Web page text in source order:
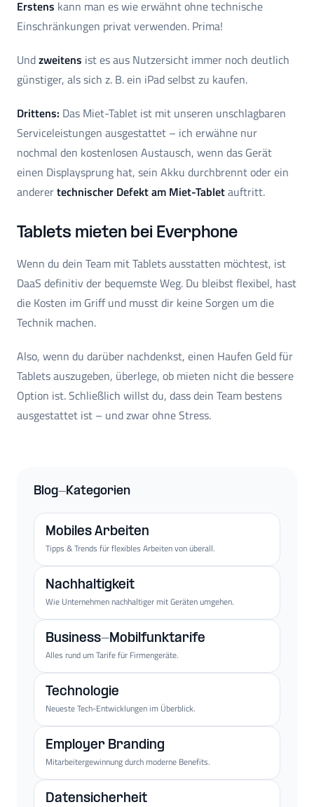
Erstens kann man es wie erwähnt ohne technische
Einschränkungen privat verwenden. Prima!
Undzweitens ist es aus Nutzersicht immer noch deutlich
günstiger, als sich z. B. ein iPad selbst zu kaufen.
Drittens: Das Miet-Tablet ist mit unseren unschlagbaren
Serviceleistungen ausgestattet – ich erwähne nur
nochmal den kostenlosen Austausch, wenn das Gerät
einen Displaysprung hat, sein Akku durchbrennt oder ein
anderertechnischer Defekt am Miet-Tabletauftritt.
Tablets mieten bei Everphone
Wenn du dein Team mit Tablets ausstatten möchtest, ist
DaaS definitiv der bequemste Weg. Du bleibst flexibel, hast
die Kosten im Griff und musst dir keine Sorgen um die
Technik machen.
Also, wenn du darüber nachdenkst, einen Haufen Geld für
Tablets auszugeben, überlege, ob mieten nicht die bessere
Option ist. Schließlich willst du, dass dein Team bestens
ausgestattet ist – und zwar ohne Stress.
Blog-Kategorien
Mobiles Arbeiten
Tipps & Trends für flexibles Arbeiten von überall.
Nachhaltigkeit
Wie Unternehmen nachhaltiger mit Geräten umgehen.
Business-Mobilfunktarife
Alles rund um Tarife für Firmengeräte.
Technologie
Neueste Tech-Entwicklungen im Überblick.
Employer Branding
Mitarbeitergewinnung durch moderne Benefits.
Datensicherheit